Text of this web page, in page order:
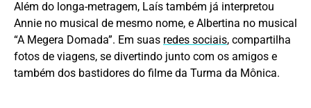
Além do longa-metragem, Laís também já interpretou
Annie no musical de mesmo nome, e Albertina no musical
“A Megera Domada”. Em suas redes sociais, compartilha
fotos de viagens, se divertindo junto com os amigos e
também dos bastidores do filme da Turma da Mônica.